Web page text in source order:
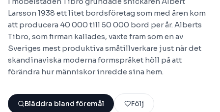
Larsson 1938 ett litet bordsföretag som med åren kom
att producera 40 000 till 50 000 bord per år. Alberts
Tibro, som firman kallades, växte fram som en av
Sveriges mest produktiva småtillverkare just när det
skandinaviska moderna formspråket höll på att
förändra hur människor inredde sina hem.
Bläddra bland föremål Följ